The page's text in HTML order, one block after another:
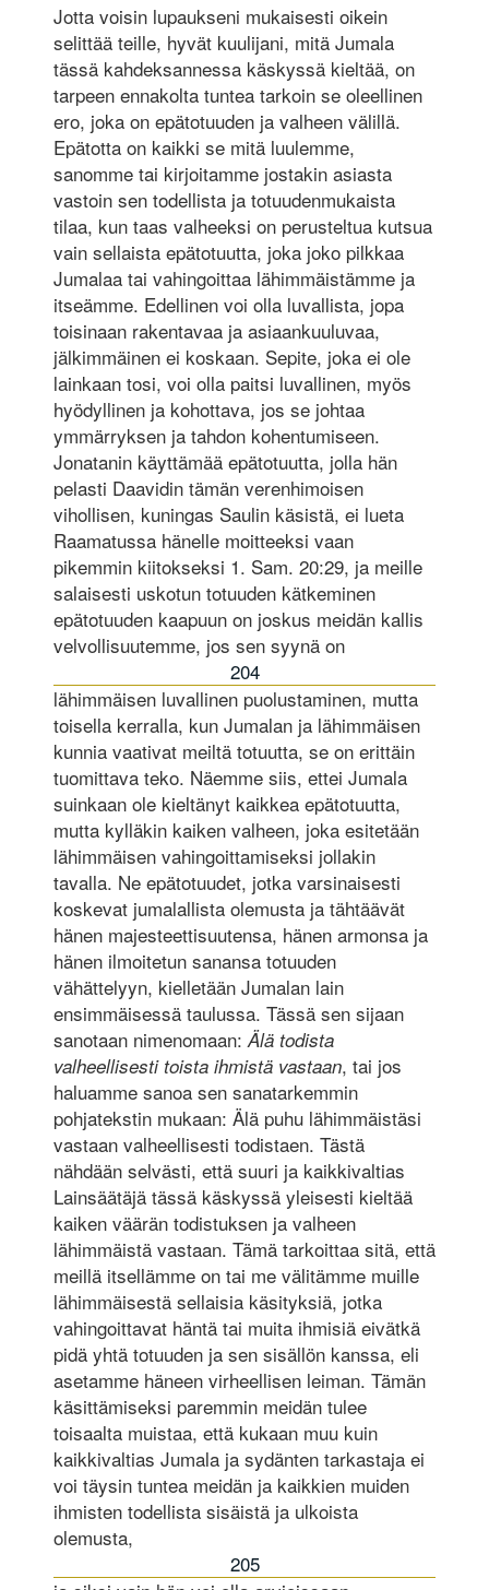
Jotta voisin lupaukseni mukaisesti oikein
selittää teille, hyvät kuulijani, mitä Jumala
tässä kahdeksannessa käskyssä kieltää, on
tarpeen ennakolta tuntea tarkoin se oleellinen
ero, joka on epätotuuden ja valheen välillä.
Epätotta on kaikki se mitä luulemme,
sanomme tai kirjoitamme jostakin asiasta
vastoin sen todellista ja totuudenmukaista
tilaa, kun taas valheeksi on perusteltua kutsua
vain sellaista epätotuutta, joka joko pilkkaa
Jumalaa tai vahingoittaa lähimmäistämme ja
itseämme. Edellinen voi olla luvallista, jopa
toisinaan rakentavaa ja asiaankuuluvaa,
jälkimmäinen ei koskaan. Sepite, joka ei ole
lainkaan tosi, voi olla paitsi luvallinen, myös
hyödyllinen ja kohottava, jos se johtaa
ymmärryksen ja tahdon kohentumiseen.
Jonatanin käyttämää epätotuutta, jolla hän
pelasti Daavidin tämän verenhimoisen
vihollisen, kuningas Saulin käsistä, ei lueta
Raamatussa hänelle moitteeksi vaan
pikemmin kiitokseksi 1. Sam. 20:29, ja meille
salaisesti uskotun totuuden kätkeminen
epätotuuden kaapuun on joskus meidän kallis
velvollisuutemme, jos sen syynä on
204
lähimmäisen luvallinen puolustaminen, mutta
toisella kerralla, kun Jumalan ja lähimmäisen
kunnia vaativat meiltä totuutta, se on erittäin
tuomittava teko. Näemme siis, ettei Jumala
suinkaan ole kieltänyt kaikkea epätotuutta,
mutta kylläkin kaiken valheen, joka esitetään
lähimmäisen vahingoittamiseksi jollakin
tavalla. Ne epätotuudet, jotka varsinaisesti
koskevat jumalallista olemusta ja tähtäävät
hänen majesteettisuutensa, hänen armonsa ja
hänen ilmoitetun sanansa totuuden
vähättelyyn, kielletään Jumalan lain
ensimmäisessä taulussa. Tässä sen sijaan
sanotaan nimenomaan: Älä todista
valheellisesti toista ihmistä vastaan, tai jos
haluamme sanoa sen sanatarkemmin
pohjatekstin mukaan: Älä puhu lähimmäistäsi
vastaan valheellisesti todistaen. Tästä
nähdään selvästi, että suuri ja kaikkivaltias
Lainsäätäjä tässä käskyssä yleisesti kieltää
kaiken väärän todistuksen ja valheen
lähimmäistä vastaan. Tämä tarkoittaa sitä, että
meillä itsellämme on tai me välitämme muille
lähimmäisestä sellaisia käsityksiä, jotka
vahingoittavat häntä tai muita ihmisiä eivätkä
pidä yhtä totuuden ja sen sisällön kanssa, eli
asetamme häneen virheellisen leiman. Tämän
käsittämiseksi paremmin meidän tulee
toisaalta muistaa, että kukaan muu kuin
kaikkivaltias Jumala ja sydänten tarkastaja ei
voi täysin tuntea meidän ja kaikkien muiden
ihmisten todellista sisäistä ja ulkoista
olemusta,
205